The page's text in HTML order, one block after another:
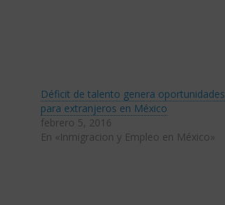
Déficit de talento genera oportunidades
para extranjeros en México
febrero 5, 2016
En «Inmigracion y Empleo en México»